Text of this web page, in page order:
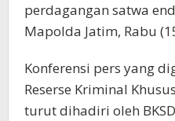
perdagangan satwa
Mapolda Jatim, Rabu
Konferensi pers yang
Reserse Kriminal
turut dihadiri oleh